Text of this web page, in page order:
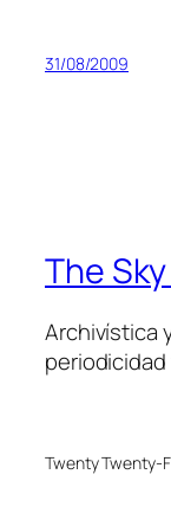
31/08/2009
The
Archivística
Twenty Twenty-